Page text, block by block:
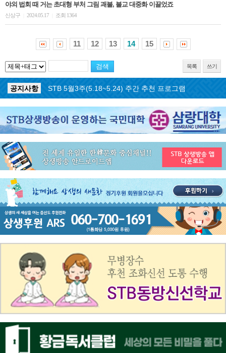
야외 법회 때 거는 초대형 부처 그림 괘불, 불교 대중화 이끌었죠
신상구 2024.05.17 조회 1364
11 12 13 14 15
목록 쓰기
공지사항 ON AIR 서비스 장애 복구 안내
공지사항
STB 5월4주(5.25~5.31) 주간 추천 프로그램
공지사항
STB 5월3주(5.18~5.24) 주간 추천 프로그램
공지사항
STB 4월마지막주(4.27~5.3) 주간 추천 프로그램
STB 4월4주(4.20~4.26) 주간 추천 프로그램
공지사항
STB 4월2주(4.6~4.12) 주간 추천 프로그램
공지사항
STB 4월1주(3.30~4.5) 주간 추천 프로그램
공지사항
STB 3월4주(3.23~3.29) 주간 추천 프로그램